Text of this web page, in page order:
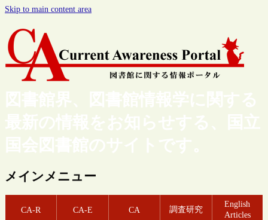
Skip to main content area
図書館界、図書館情報学に関する
最新の情報をお知らせする、国立
国会図書館のサイトです。
メインメニュー
CA-R CA-E CA 調査研究
English
Articles